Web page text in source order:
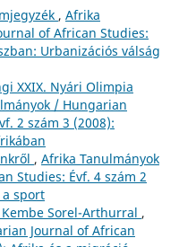
, Afrika
of African Studies:
Urbanizációs válság
XXIX. Nyári Olimpia
/ Hungarian
2 szám 3 (2008):
, Afrika Tanulmányok
Studies: Évf. 4 szám 2
a sport
Sorel-Arthurral ,
Journal of African